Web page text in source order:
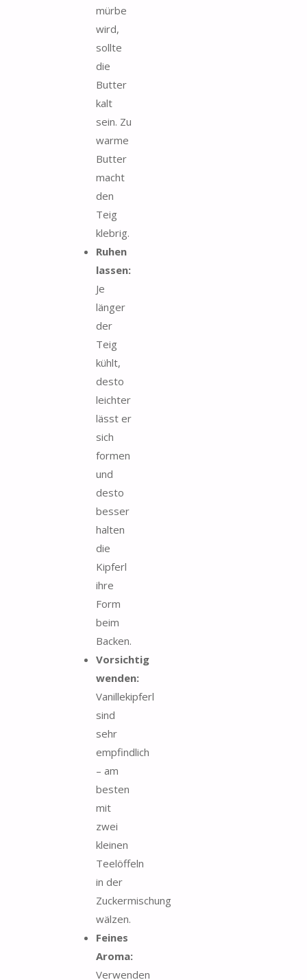
mürbe
wird,
sollte
die
Butter
kalt
sein. Zu
warme
Butter
macht
den
Teig
klebrig.
Ruhen
lassen:
Je
länger
der
Teig
kühlt,
desto
leichter
lässt er
sich
formen
und
desto
besser
halten
die
Kipferl
ihre
Form
beim
Backen.
Vorsichtig
wenden:
Vanillekipferl
sind
sehr
empfindlich
– am
besten
mit
zwei
kleinen
Teelöffeln
in der
Zuckermischung
wälzen.
Feines
Aroma:
Verwenden